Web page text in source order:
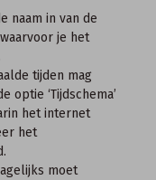
naam in van de
je het
tijden mag
optie ‘Tijdschema’
het internet
het
moet